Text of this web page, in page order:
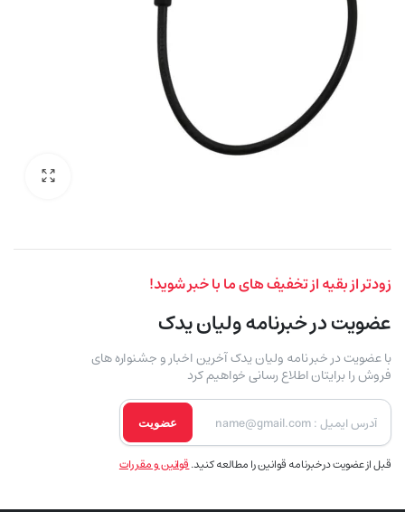
زودتر از بقیه از تخفیف های ما با خبر شوید!
عضویت در خبرنامه ولیان یدک
با عضویت در خبر نامه ولیان یدک آخرین اخبار و جشنواره های
فروش را برایتان اطلاع رسانی خواهیم کرد
عضویت
قبل از عضویت در خبرنامه قوانین را مطالعه کنید.قوانین و مقررات